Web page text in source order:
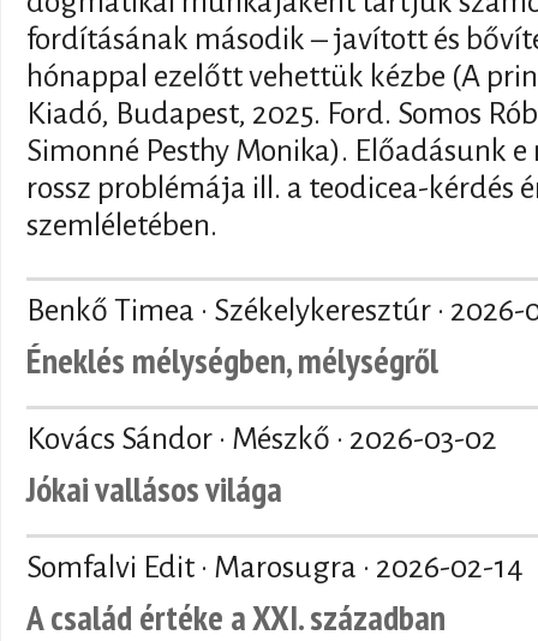
fordításának második – javított és
hónappal ezelőtt vehettük kézbe (A
Kiadó, Budapest, 2025. Ford. Somos
Simonné Pesthy Monika). Előadásunk
rossz problémája ill. a teodicea-kérdés
szemléletében.
Benkő Timea · Székelykeresztúr · 2026-
Éneklés mélységben, mélységről
Kovács Sándor · Mészkő · 2026-03-02
Jókai vallásos világa
Somfalvi Edit · Marosugra · 2026-02-14
A család értéke a XXI. században